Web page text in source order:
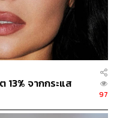
13% จากกระแส
97